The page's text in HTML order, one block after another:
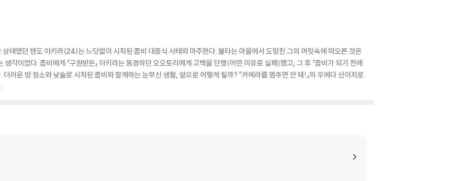
태였던 텐도 아키라(24)는 느닷없이 시작된 좀비 대증식 사태와 마주한다. 불타는 마을에서 도망친 그의 머릿속에 떠오른 것은
생각이었다. 좀비에게 「구원받은」 아키라는 동경하던 오오토리에게 고백을 단행(어떤 이유로 실패)했고, 그 후 「좀비가 되기 전에
더러운 방 청소와 낮술로 시작된 좀비와 함께하는 눈부신 생활, 앞으로 어떻게 될까? 『카메라를 멈추면 안 돼!』의 우에다 신이치로